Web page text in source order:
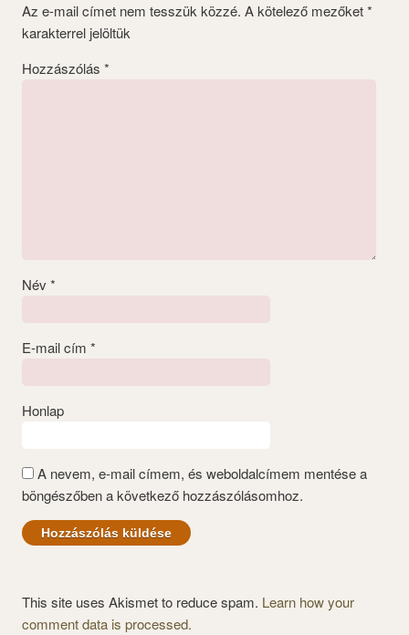
Az e-mail címet nem tesszük közzé. A kötelező mezőket*
karakterrel jelöltük
Hozzászólás *
Név *
E-mail cím *
Honlap
A nevem, e-mail címem, és weboldalcímem mentése a
böngészőben a következő hozzászólásomhoz.
This site uses Akismet to reduce spam. Learn how your
comment data is processed.